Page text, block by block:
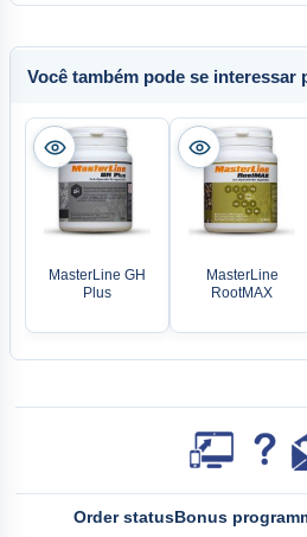
Você também pode se interessar
MasterLine GH
Plus
MasterLine
RootMAX
Order statusBonus